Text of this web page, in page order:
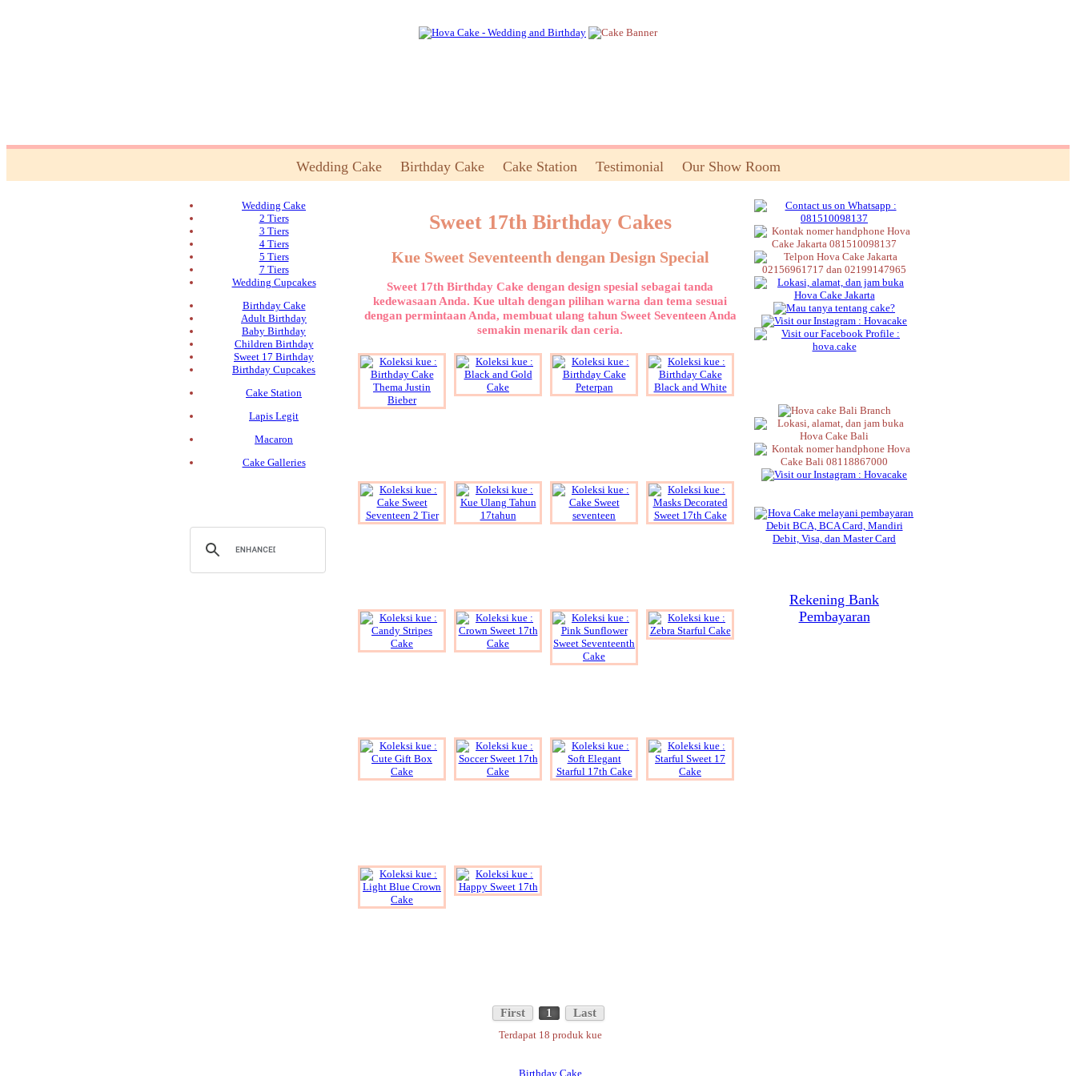
Wedding Cake Birthday Cake Cake Station Testimonial Our Show Room
Wedding Cake
2 Tiers
3 Tiers
4 Tiers
5 Tiers
7 Tiers
Wedding Cupcakes
Birthday Cake
Adult Birthday
Baby Birthday
Children Birthday
Sweet 17 Birthday
Birthday Cupcakes
Cake Station
Lapis Legit
Macaron
Cake Galleries
Sweet 17th Birthday Cakes
Kue Sweet Seventeenth dengan Design Special
Sweet 17th Birthday Cake dengan design spesial sebagai tanda
kedewasaan Anda. Kue ultah dengan pilihan warna dan tema sesuai
dengan permintaan Anda, membuat ulang tahun Sweet Seventeen Anda
semakin menarik dan ceria.
First 1 Last
Terdapat 18 produk kue
Birthday Cake
Rekening Bank
Pembayaran